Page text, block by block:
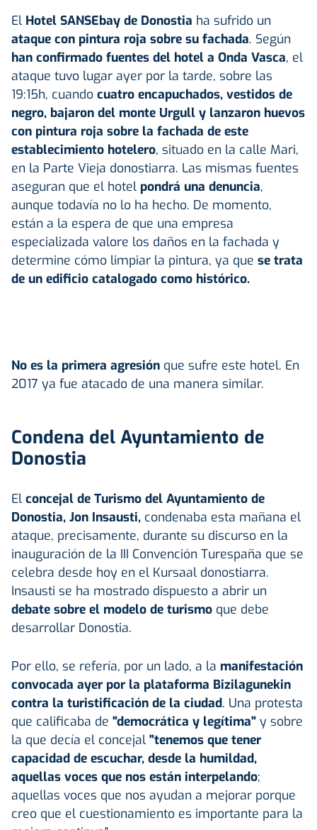
El Hotel SANSEbay de Donostia ha sufrido un
ataque con pintura roja sobre su fachada. Según
han confirmado fuentes del hotel a Onda Vasca, el
ataque tuvo lugar ayer por la tarde, sobre las
19:15h, cuando cuatro encapuchados, vestidos de
negro, bajaron del monte Urgull y lanzaron huevos
con pintura roja sobre la fachada de este
establecimiento hotelero, situado en la calle Mari,
en la Parte Vieja donostiarra. Las mismas fuentes
aseguran que el hotel pondrá una denuncia,
aunque todavía no lo ha hecho. De momento,
están a la espera de que una empresa
especializada valore los daños en la fachada y
determine cómo limpiar la pintura, ya que se trata
de un edificio catalogado como histórico.
No es la primera agresión que sufre este hotel. En
2017 ya fue atacado de una manera similar.
Condena del Ayuntamiento de
Donostia
El concejal de Turismo del Ayuntamiento de
Donostia, Jon Insausti, condenaba esta mañana el
ataque, precisamente, durante su discurso en la
inauguración de la III Convención Turespaña que se
celebra desde hoy en el Kursaal donostiarra.
Insausti se ha mostrado dispuesto a abrir un
debate sobre el modelo de turismo que debe
desarrollar Donostia.
Por ello, se refería, por un lado, a la manifestación
convocada ayer por la plataforma Bizilagunekin
contra la turistificación de la ciudad. Una protesta
que calificaba de "democrática y legítima" y sobre
la que decía el concejal "tenemos que tener
capacidad de escuchar, desde la humildad,
aquellas voces que nos están interpelando;
aquellas voces que nos ayudan a mejorar porque
creo que el cuestionamiento es importante para la